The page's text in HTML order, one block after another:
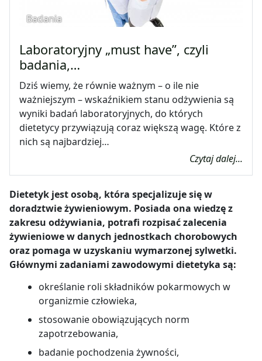
Badania
Laboratoryjny „must have”, czyli
badania,…
Dziś wiemy, że równie ważnym – o ile nie
ważniejszym – wskaźnikiem stanu odżywienia są
wyniki badań laboratoryjnych, do których
dietetycy przywiązują coraz większą wagę. Które z
nich są najbardziej…
Czytaj dalej...
Dietetyk jest osobą, która specjalizuje się w
doradztwie żywieniowym. Posiada ona wiedzę z
zakresu odżywiania, potrafi rozpisać zalecenia
żywieniowe w danych jednostkach chorobowych
oraz pomaga w uzyskaniu wymarzonej sylwetki.
Głównymi zadaniami zawodowymi dietetyka są:
określanie roli składników pokarmowych w
organizmie człowieka,
stosowanie obowiązujących norm
zapotrzebowania,
badanie pochodzenia żywności,